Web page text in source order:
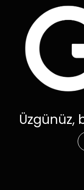
Üzgünüz,